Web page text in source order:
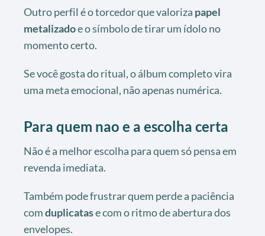
Outro perfil é o torcedor que valoriza papel
metalizadoe o símbolo de tirar um ídolo no
momento certo.
Se você gosta do ritual, o álbum completo vira
uma meta emocional, não apenas numérica.
Para quem nao e a escolha certa
Não é a melhor escolha para quem só pensa em
revenda imediata.
Também pode frustrar quem perde a paciência
comduplicatase com o ritmo de abertura dos
envelopes.